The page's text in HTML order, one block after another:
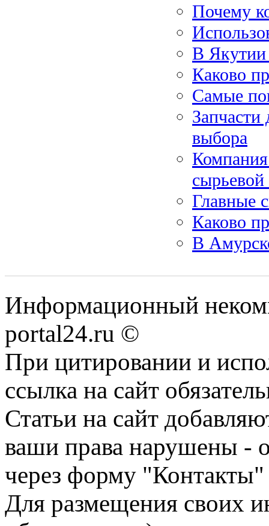
Почему
В Якутии
Каково
Самые
выбора
Главные
Каково
В
Информационный
portal24.ru ©
При цитировании и
ссылка на сайт
Статьи на сайт
ваши права нарушены -
через форму "Контакты"
Для размещения своих